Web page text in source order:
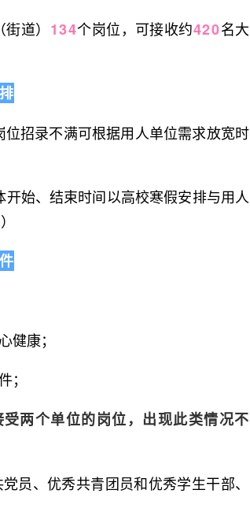
道） 134个岗位，可接收约420名大
招录不满可根据用人单位需求放宽时
始、结束时间以高校寒假安排与用人
健康；
；
两个单位的岗位，出现此类情况不
员、优秀共青团员和优秀学生干部、